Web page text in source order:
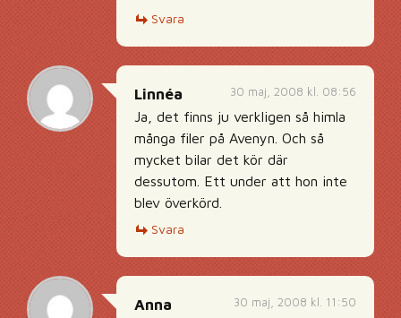
Svara
30 maj, 2008 kl. 08:56
Linnéa
Ja, det finns ju verkligen så himla
många filer på Avenyn. Och så
mycket bilar det kör där
dessutom. Ett under att hon inte
blev överkörd.
Svara
30 maj, 2008 kl. 11:50
Anna